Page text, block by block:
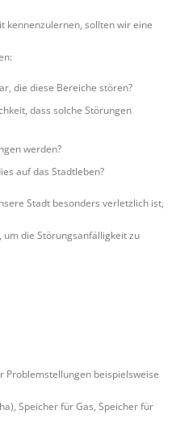
kennenzulernen, sollten wir eine
die diese Bereiche stören?
dass solche Störungen
werden?
auf das Stadtleben?
Stadt besonders verletzlich ist,
die Störungsanfälligkeit zu
Problemstellungen beispielsweise
Speicher für Gas, Speicher für